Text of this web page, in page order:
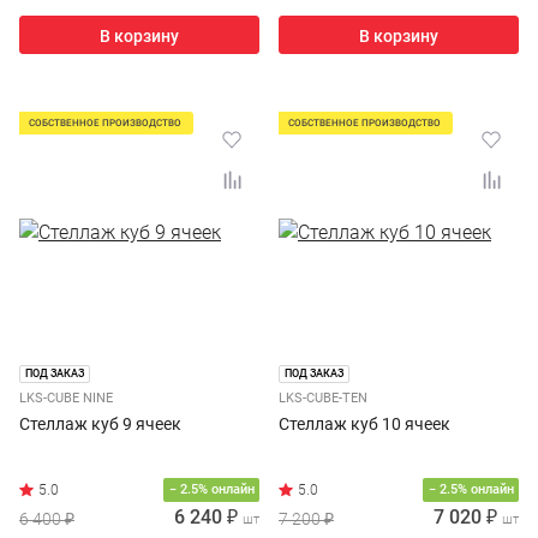
В корзину В корзину
СОБСТВЕННОЕ ПРОИЗВОДСТВО
ПОД ЗАКАЗ
LKS-CUBE NINE
Стеллаж куб 9 ячеек
− 2.5% онлайн
6 400 ₽ 6 240 ₽ шт
СОБСТВЕННОЕ ПРОИЗВОДСТВО
ПОД ЗАКАЗ
LKS-CUBE-TEN
Стеллаж куб 10 ячеек
− 2.5% онлайн
7 200 ₽ 7 020 ₽ шт